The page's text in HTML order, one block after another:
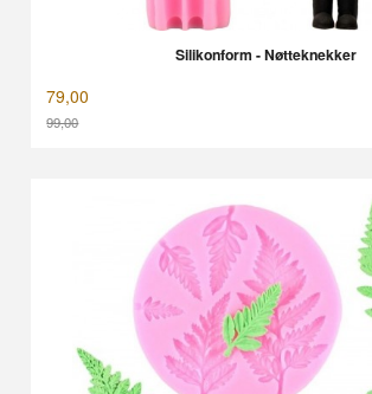
Silikonform - Nøtteknekker
79,00
99,00